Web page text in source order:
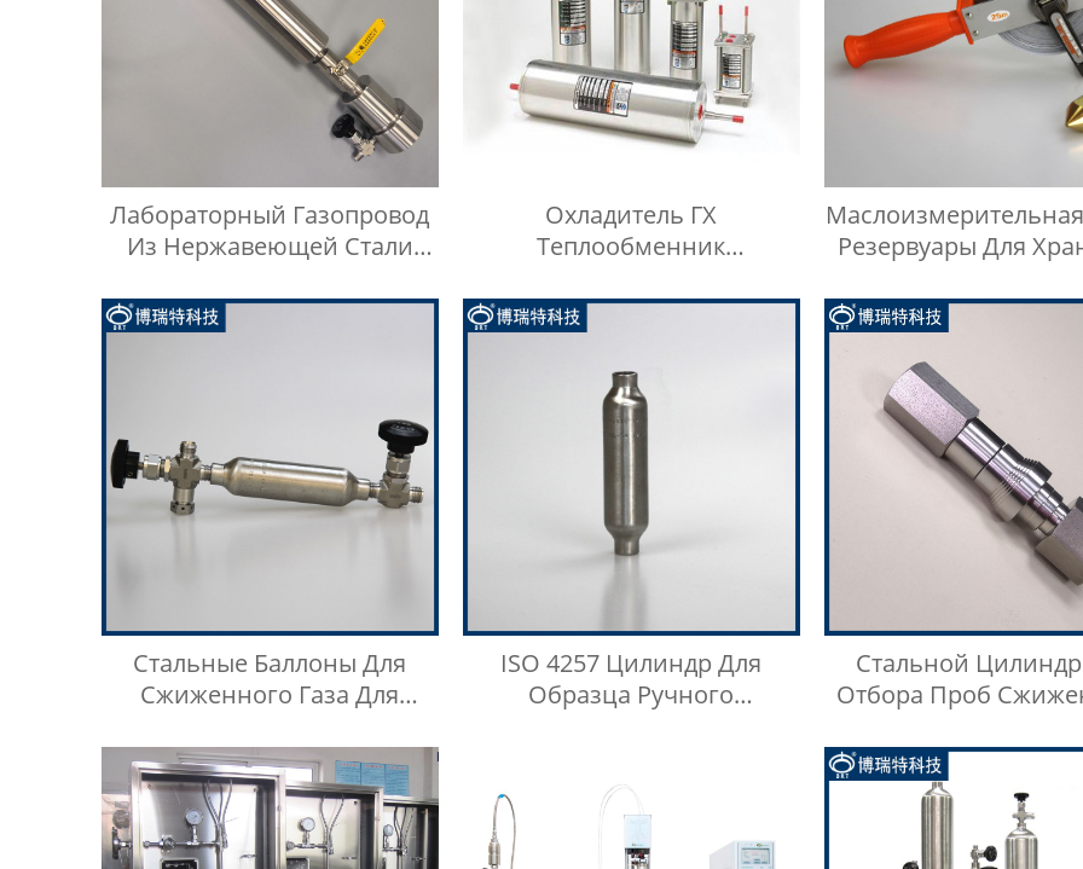
Лабораторный Газопровод
Из Нержавеющей Стали
Охладитель ГХ
Теплообменник
Оборудование Охладитель
Резервуары Для
Стальные Баллоны Для
Сжиженного Газа Для
Нефтяного Газа
ISO 4257 Цилиндр Для
Образца Ручного
Газа
Стальной
Отбора Проб
Нержавеющей
Тип Кнопки
Соединителя